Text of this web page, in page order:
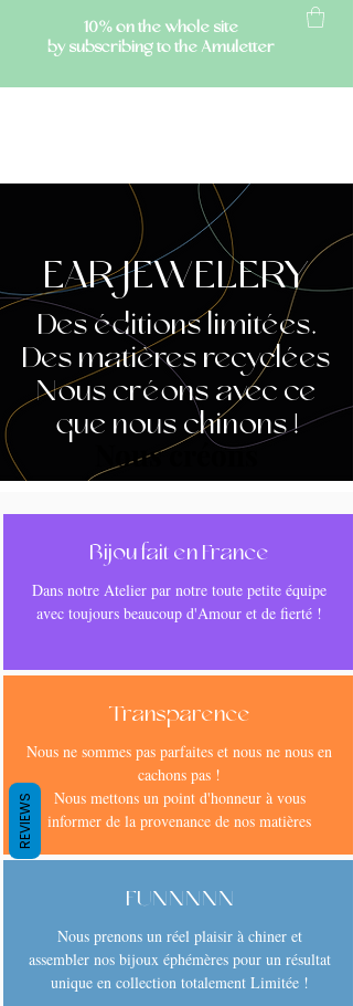
10% on the whole site
by subscribing to the Amuletter
EAR JEWELERY
Des éditions limitées.
Des matières recyclées
Nous créons avec ce
que nous chinons !
Nous créons
Bijou fait en France
Dans notre Atelier par notre toute petite équipe
avec toujours beaucoup d'Amour et de fierté !
Transparence
Nous ne sommes pas parfaites et nous ne nous en
cachons pas !
Nous mettons un point d'honneur à vous
informer de la provenance de nos matières
FUNNNNN
Nous prenons un réel plaisir à chiner et
assembler nos bijoux éphémères pour un résultat
unique en collection totalement Limitée !
REVIEWS